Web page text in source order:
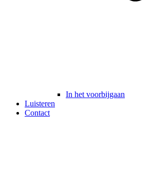
In het voorbijgaan
Luisteren
Contact